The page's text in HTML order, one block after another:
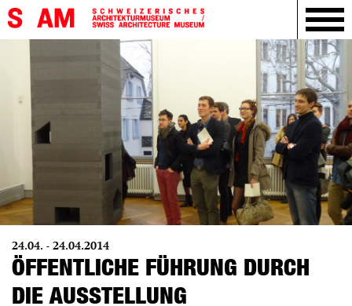
24.04. - 24.04.2014
ÖFFENTLICHE FÜHRUNG DURCH
DIE AUSSTELLUNG